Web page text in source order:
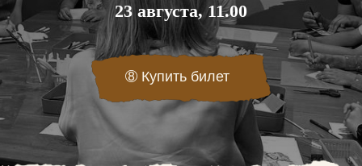
23 августа, 11.00
➇Купить билет